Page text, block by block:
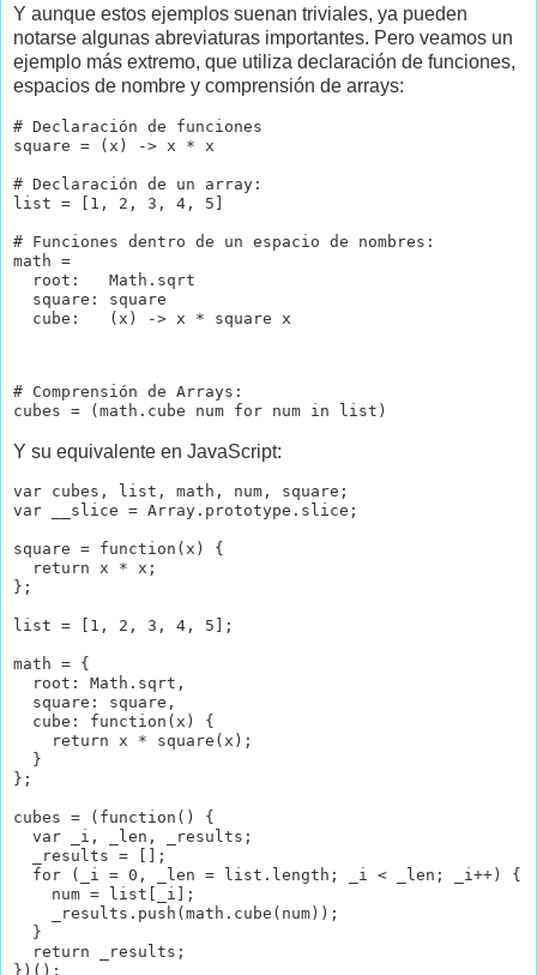
Y aunque estos ejemplos suenan triviales, ya pueden
notarse algunas abreviaturas importantes. Pero veamos un
ejemplo más extremo, que utiliza declaración de funciones,
espacios de nombre y comprensión de arrays:
# Declaración de funciones
square = (x) -> x * x
# Declaración de un array:
list = [1, 2, 3, 4, 5]
# Funciones dentro de un espacio de nombres:
math =
  root:   Math.sqrt
  square: square
  cube:   (x) -> x * square x
# Comprensión de Arrays:
Y su equivalente en JavaScript:
var cubes, list, math, num, square;
var __slice = Array.prototype.slice;
square = function(x) {
  return x * x;
};
list = [1, 2, 3, 4, 5];
math = {
  root: Math.sqrt,
  square: square,
  cube: function(x) {
    return x * square(x);
  }
};
cubes = (function() {
  var _i, _len, _results;
  _results = [];
  for (_i = 0, _len = list.length; _i < _len; _i++) {
    num = list[_i];
    _results.push(math.cube(num));
  }
  return _results;